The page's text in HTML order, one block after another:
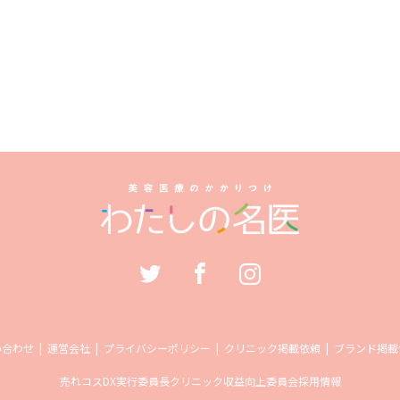
わせ 運営会社 プライバシーポリシー クリニック掲載依頼 ブランド掲
売れコスDX実行委員長クリニック収益向上委員会採用情報